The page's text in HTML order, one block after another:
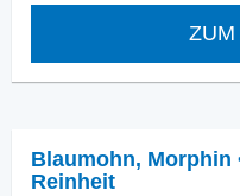
ZUM
Blaumohn, Morphin
Reinheit